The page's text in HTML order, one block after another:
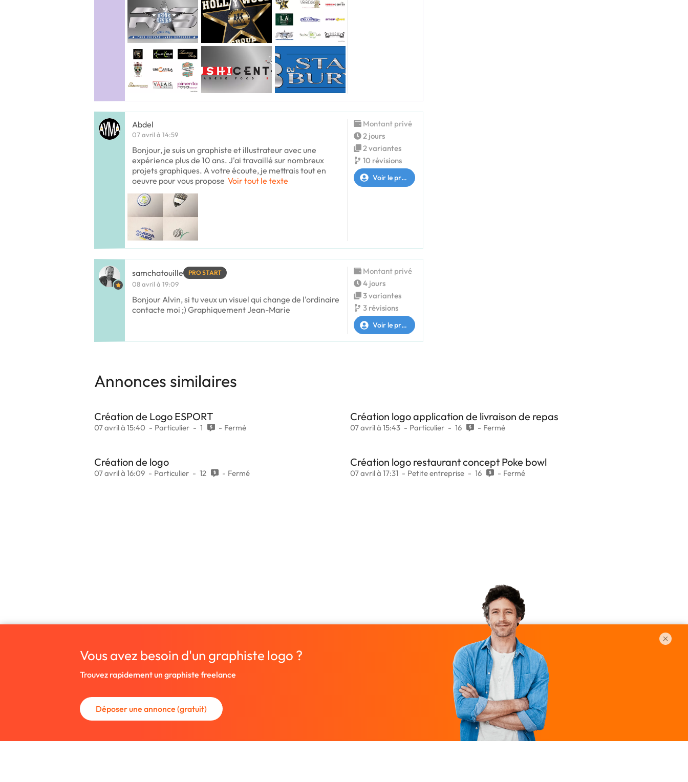
Abdel
07 avril à 14:59
Bonjour, je suis un graphiste et illustrateur avec une
expérience plus de 10 ans. J'ai travaillé sur nombreux
projets graphiques. A votre écoute, je mettrais tout en
oeuvre pour vous propose Voir tout le texte
Montant privé
2 jours
2 variantes
10 révisions
Voir le profil
samchatouille PRO START
08 avril à 19:09
Bonjour Alvin, si tu veux un visuel qui change de l'ordinaire
contacte moi ;) Graphiquement Jean-Marie
Montant privé
4 jours
3 variantes
3 révisions
Voir le profil
Annonces similaires
Création de Logo ESPORT
07 avril à 15:40 Particulier 1 Fermé
Création logo application de livraison de repas
07 avril à 15:43 Particulier 16 Fermé
Création de logo
07 avril à 16:09 Particulier 12 Fermé
Création logo restaurant concept Poke bowl
07 avril à 17:31 Petite entreprise 16 Fermé
Vous avez besoin d'un graphiste logo ?
Trouvez rapidement un graphiste freelance
Déposer une annonce (gratuit)